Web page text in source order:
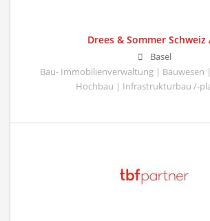
Drees & Sommer Schweiz
Basel
Bau- Immobilienverwaltung | Bauwesen
Hochbau | Infrastrukturbau /-